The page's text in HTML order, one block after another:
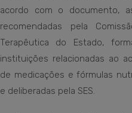
acordo com o documento,
recomendadas pela
Terapêutica do Estado,
instituições relacionadas ao
de medicações e fórmulas
e deliberadas pela SES.